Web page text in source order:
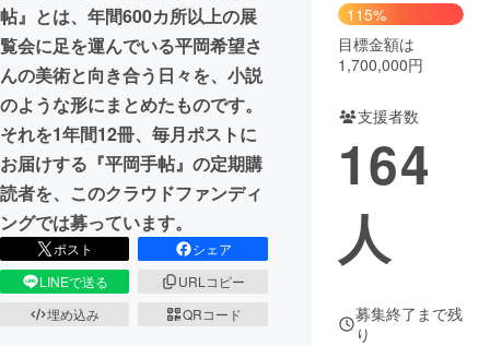
まちづくり・地域活性化
CAMPFIRE for Social Good
CAMPFIREふるさと納税
コミュニティ
帖』とは、年間600カ所以上の展
覧会に足を運んでいる平岡希望さ
んの美術と向き合う日々を、小説
のような形にまとめたものです。
それを1年間12冊、毎月ポストに
お届けする『平岡手帖』の定期購
読者を、このクラウドファンディ
ングでは募っています。
ポスト
シェア
LINEで送る
URLコピー
埋め込み
QRコード
115%
目標金額は
1,700,000円
支援者数
164
人
募集終了まで残
り